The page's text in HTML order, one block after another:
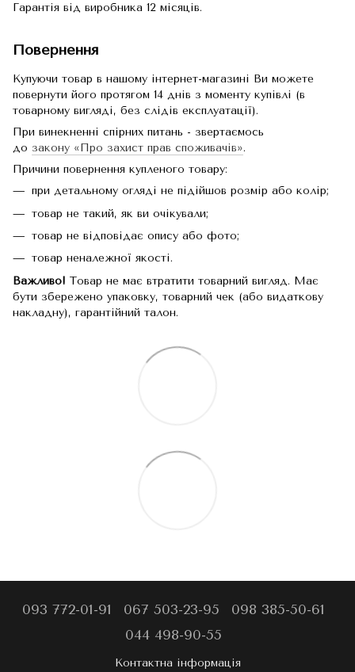
Гарантія від виробника 12 місяців.
Повернення
Купуючи товар в нашому інтернет-магазині Ви можете
повернути його протягом 14 днів з моменту купівлі (в
товарному вигляді, без слідів експлуатації).
При винекненні спірних питань - звертаємось
до закону «Про захист прав споживачів».
Причини повернення купленого товару:
при детальному огляді не підійшов розмір або колір;
товар не такий, як ви очікували;
товар не відповідає опису або фото;
товар неналежної якості.
Важливо! Товар не має втратити товарний вигляд. Має
бути збережено упаковку, товарний чек (або видаткову
накладну), гарантійний талон.
093 772-01-91 067 503-23-95
098 385-50-61
044 498-90-55
Контактна інформація